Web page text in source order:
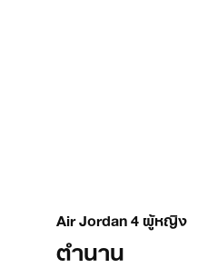
Air Jordan 4 ผู้หญิง
ตำนาน